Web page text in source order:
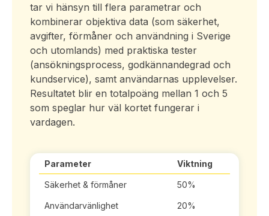
tar vi hänsyn till flera parametrar och
kombinerar objektiva data (som säkerhet,
avgifter, förmåner och användning i Sverige
och utomlands) med praktiska tester
(ansökningsprocess, godkännandegrad och
kundservice), samt användarnas upplevelser.
Resultatet blir en totalpoäng mellan 1 och 5
som speglar hur väl kortet fungerar i
vardagen.
Parameter Viktning
Säkerhet & förmåner 50%
Användarvänlighet 20%